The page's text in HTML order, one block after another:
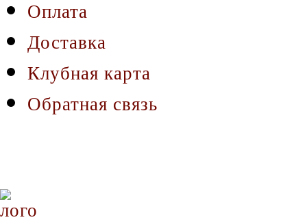
Оплата
Доставка
Клубная карта
Обратная связь